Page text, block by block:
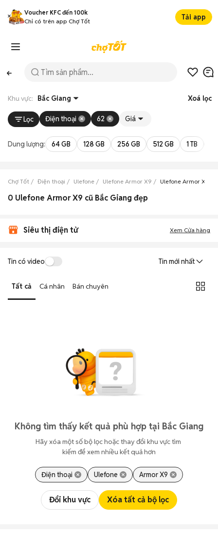
Voucher KFC đến 100k
Chỉ có trên app Chợ Tốt
Tải app
Khu vực: Bắc Giang Xoá lọc
Lọc Điện thoại 62 Giá
Dung lượng: 64 GB 128 GB 256 GB 512 GB 1 TB
Chợ Tốt Điện thoại Ulefone Ulefone Armor X9 Ulefone Armor X9
0 Ulefone Armor X9 cũ Bắc Giang đẹp
Siêu thị điện tử Xem Cửa hàng
Tin có video Tin mới nhất
Tất cả Cá nhân Bán chuyên
Không tìm thấy kết quả phù hợp tại Bắc Giang
Hãy xóa một số bộ lọc hoặc thay đổi khu vực tìm
kiếm để xem nhiều kết quả hơn
Điện thoại Ulefone Armor X9
Đổi khu vực Xóa tất cả bộ lọc